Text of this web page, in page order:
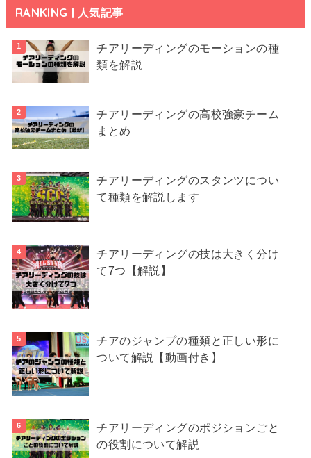
RANKING | 人気記事
チアリーディングのモーションの種
類を解説
チアリーディングの高校強豪チーム
まとめ
チアリーディングのスタンツについ
て種類を解説します
チアリーディングの技は大きく分け
て7つ【解説】
チアのジャンプの種類と正しい形に
ついて解説【動画付き】
チアリーディングのポジションごと
の役割について解説